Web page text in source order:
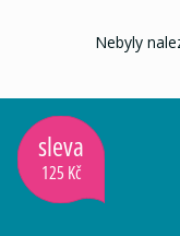
Nebyly
sleva
125 Kč